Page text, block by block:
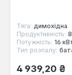
Тяга: димохідна
Продуктивність:
Потужність: 16
Тип розпалу:
Звичайна
4 939,20 ₴